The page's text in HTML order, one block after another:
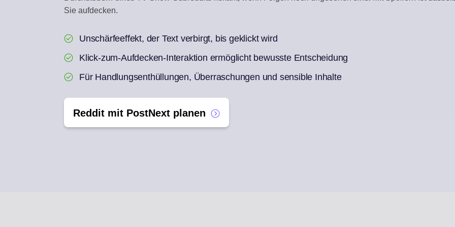
AI REPURPOSE
Aus einem Artikel eine Woche voller Posts
Sie aufdecken.
Unschärfeeffekt, der Text verbirgt, bis geklickt wird
Klick-zum-Aufdecken-Interaktion ermöglicht bewusste Entscheidung
Für Handlungsenthüllungen, Überraschungen und sensible Inhalte
Reddit mit PostNext planen